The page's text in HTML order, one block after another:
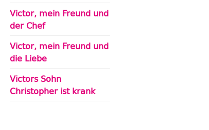
Victor, mein Freund und
der Chef
Victor, mein Freund und
die Liebe
Victors Sohn
Christopher ist krank